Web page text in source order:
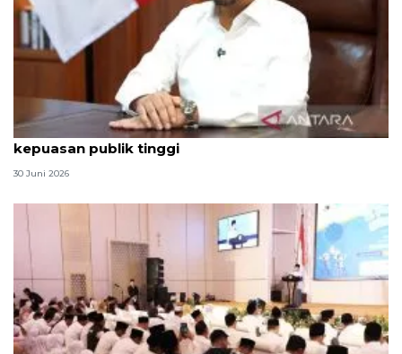
Qodari: Pemerintah tak puas diri meski tingkat
kepuasan publik tinggi
30 Juni 2026